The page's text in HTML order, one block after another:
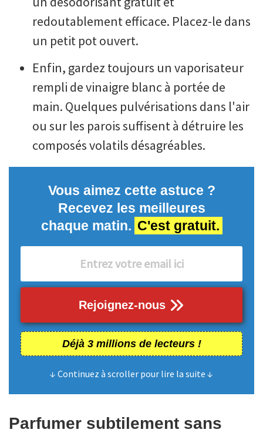
redoutablement efficace. Placez-le dans
un petit pot ouvert.
Enfin, gardez toujours un vaporisateur
rempli de vinaigre blanc à portée de
main. Quelques pulvérisations dans l'air
ou sur les parois suffisent à détruire les
composés volatils désagréables.
Vous aimez cette astuce ?
Recevez les meilleures
chaque matin. C'est gratuit.
Rejoignez-nous
Déjà 3 millions de lecteurs !
↓ Continuez à scroller pour lire la suite ↓
Parfumer subtilement sans